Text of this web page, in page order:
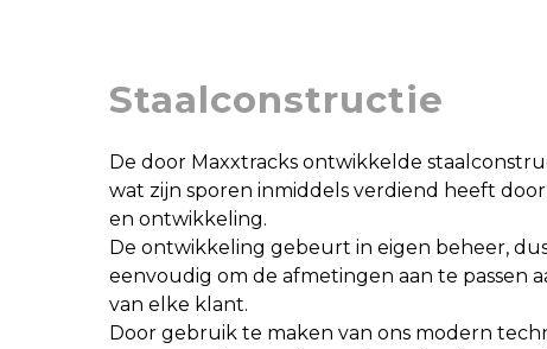
Staalconstructie
De door Maxxtracks ontwikkelde
wat zijn sporen inmiddels verdiend heeft
en ontwikkeling.
De ontwikkeling gebeurt in eigen beheer,
eenvoudig om de afmetingen aan te passen
van elke klant.
Door gebruik te maken van ons modern